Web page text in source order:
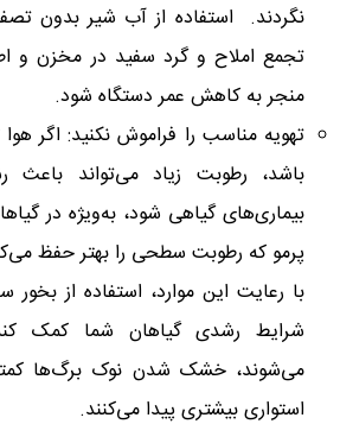
نگردند. استفاده از آب شیر بدون
تجمع املاح و گرد سفید در مخزن و
منجر به کاهش عمر دستگاه شود.
تهویه مناسب را فراموش نکنید: اگر
باشد، رطوبت زیاد می‌تواند باعث
بیماری‌های گیاهی شود، به‌ویژه در
پرمو که رطوبت سطحی را بهتر حفظ
با رعایت این موارد، استفاده از بخور
شرایط رشدی گیاهان شما کمک
می‌شوند، خشک شدن نوک برگ‌ها
استواری بیشتری پیدا می‌کنند.